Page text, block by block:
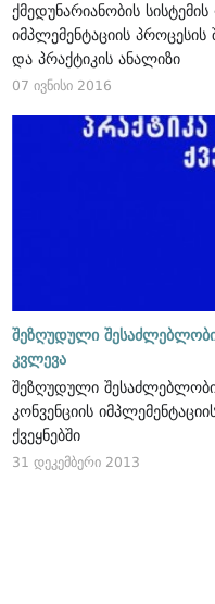
ქმედუნარიანობის
იმპლემენტაციის
და პრაქტიკის ანალიზი
07 ივნისი 2016
შეზღუდული
კვლევა
შეზღუდული
კონვენციის
ქვეყნებში
31 დეკემბერი 2013